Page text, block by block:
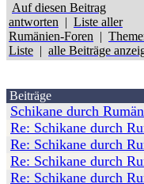
Auf diesen Beitrag
antworten | Liste aller
Rumänien-Foren |
Liste | alle Beiträge
Beiträge
Schikane durch
Re: Schikane durch
Re: Schikane durch
Re: Schikane durch
Re: Schikane durch